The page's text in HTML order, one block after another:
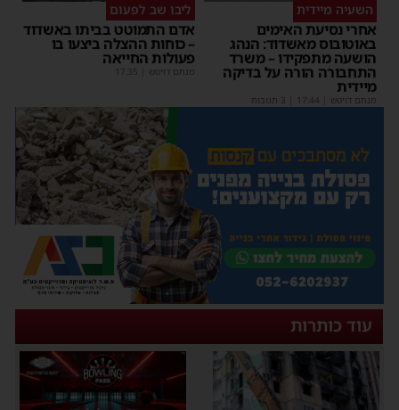
השעיה מיידית
אחרי נסיעת האימים
באוטובוס מאשדוד: הנהג
הושעה מתפקידו – משרד
התחבורה הורה על בדיקה
מיידית
מנחם דויטש 17:44
ליבו שב לפעום
אדם התמוטט בביתו באשדוד
– כוחות ההצלה ביצעו בו
פעולות החייאה
מנחם דויטש 17:35
עוד כותרות